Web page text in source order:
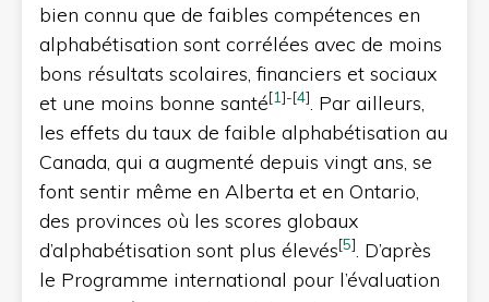
bien connu que de faibles compétences en
alphabétisation sont corrélées avec de moins
bons résultats scolaires, financiers et sociaux
et une moins bonne santé[1]-[4]. Par ailleurs,
les effets du taux de faible alphabétisation au
Canada, qui a augmenté depuis vingt ans, se
font sentir même en Alberta et en Ontario,
des provinces où les scores globaux
d’alphabétisation sont plus élevés[5]. D’après
le Programme international pour l’évaluation